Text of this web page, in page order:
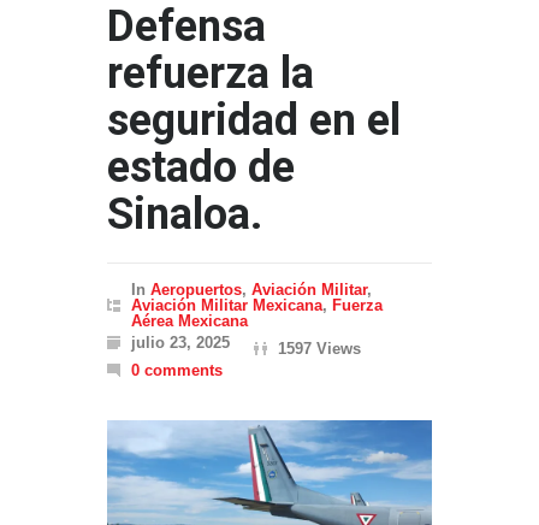
Defensa
refuerza la
seguridad en el
estado de
Sinaloa.
In Aeropuertos, Aviación Militar,
Aviación Militar Mexicana, Fuerza
Aérea Mexicana
julio 23, 2025
1597 Views
0 comments